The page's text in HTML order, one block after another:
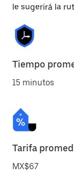
le sugerirá la
Tiempo
15 minutos
Tarifa
MX$67